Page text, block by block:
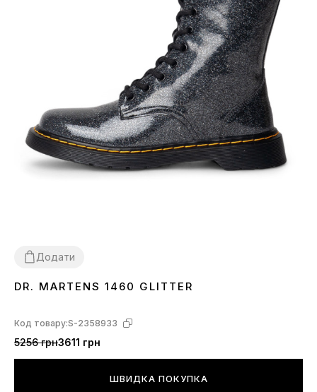
Додати
36 373839 40
DR. MARTENS 1460 GLITTER
Код товару:S-2358933
5256 грн3611 грн
ШВИДКА ПОКУПКА